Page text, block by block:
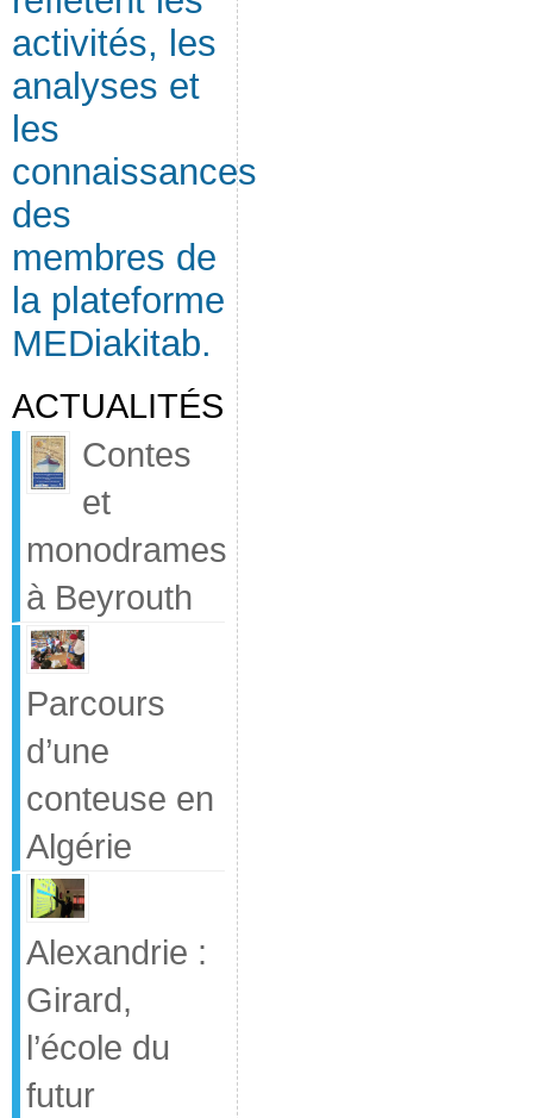
activités, les
analyses et
les
connaissances
des
membres de
la plateforme
MEDiakitab.
ACTUALITÉS
Contes
et
monodrames
à Beyrouth
Parcours
d’une
conteuse en
Algérie
Alexandrie :
Girard,
l’école du
futur